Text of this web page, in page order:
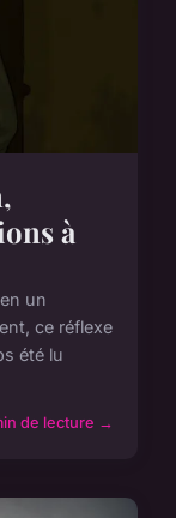
à
un
ce réflexe
été lu
de lecture →